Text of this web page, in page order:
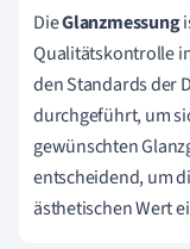
DieGlanzmessung
Qualitätskontrolle
den Standards der
durchgeführt, um
gewünschten
entscheidend, um
ästhetischen Wert